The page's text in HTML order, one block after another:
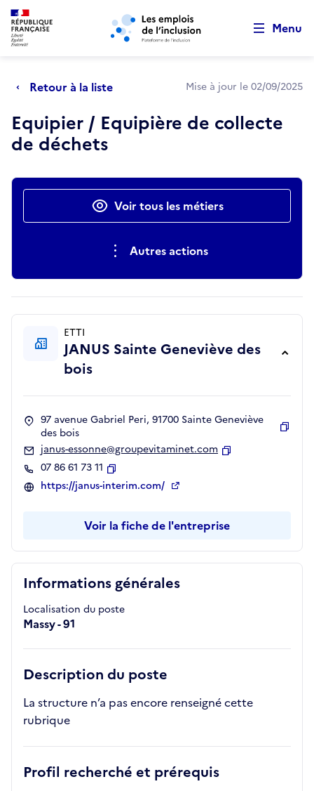
Aller au menu principal Aller au contenu principal
Menu
Retour à la liste Mise à jour le 02/09/2025
Equipier / Equipière de collecte
de déchets
Actions rapidesVoir tous les métiers
Autres actions
Informations générales
Localisation du poste
Massy - 91
Description du poste
La structure n’a pas encore renseigné cette
rubrique
Profil recherché et prérequis
ETTI
JANUS Sainte Geneviève des
bois
97 avenue Gabriel Peri, 91700 Sainte Geneviève
des bois
janus-essonne@groupevitaminet.com
07 86 61 73 11
Copier
https://janus-interim.com/
Voir la fiche de l'entreprise
Retour au début de la page
Panneau de gestion des cookies